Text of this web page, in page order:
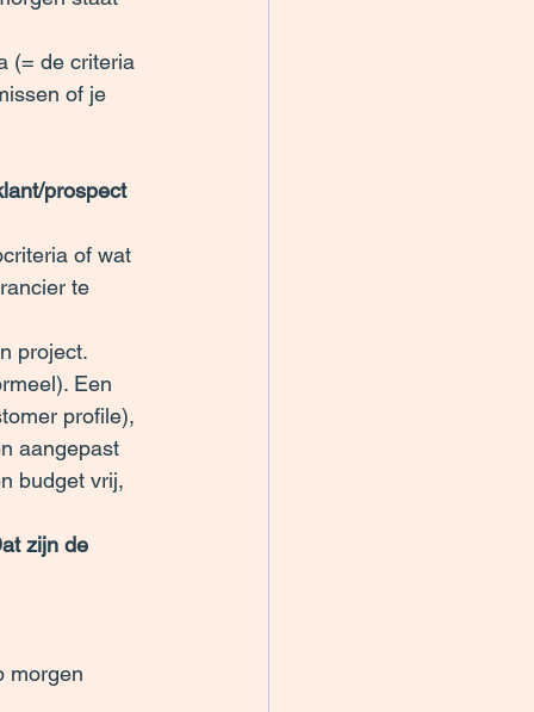
(= de criteria
of je
prospect
of wat
te
project.
Een
profile),
aangepast
budget vrij,
zijn de
morgen